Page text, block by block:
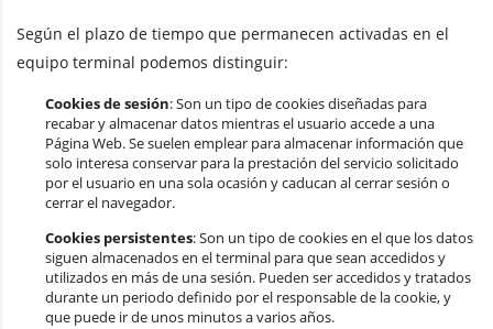
Según el plazo de tiempo que permanecen activadas en el
equipo terminal podemos distinguir:
Cookies de sesión: Son un tipo de cookies diseñadas para
recabar y almacenar datos mientras el usuario accede a una
Página Web. Se suelen emplear para almacenar información que
solo interesa conservar para la prestación del servicio solicitado
por el usuario en una sola ocasión y caducan al cerrar sesión o
cerrar el navegador.
Cookies persistentes: Son un tipo de cookies en el que los datos
siguen almacenados en el terminal para que sean accedidos y
utilizados en más de una sesión. Pueden ser accedidos y tratados
durante un periodo definido por el responsable de la cookie, y
que puede ir de unos minutos a varios años.